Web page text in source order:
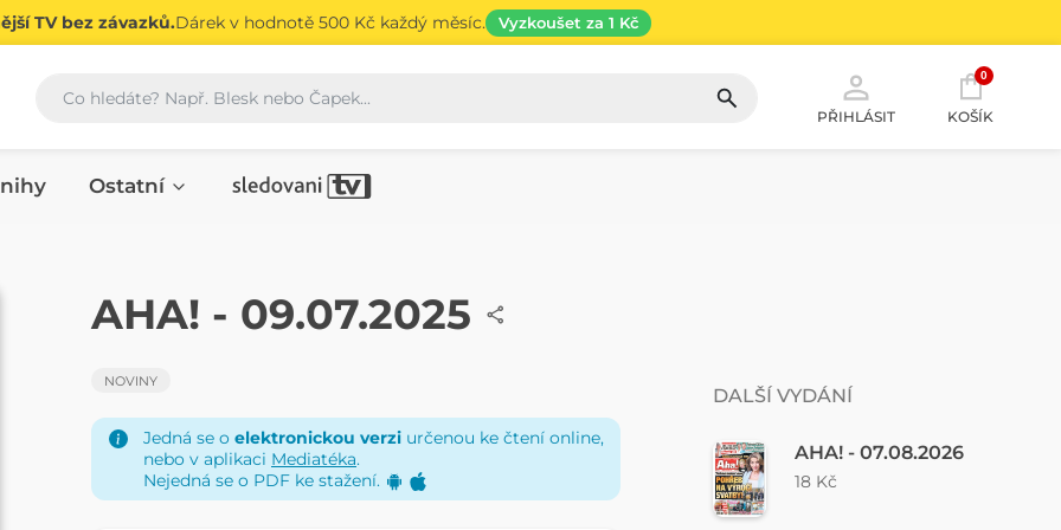
TV bez závazků.Dárek v hodnotě 500 Kč každý měsíc. Vyzkoušet za 1 Kč
Vyhledávání
PŘIHLÁSIT
0
KOŠÍK
Ostatní
NOVINY
AHA! - 09.07.2025
NOVINY
Jedná se o elektronickou verzi určenou ke čtení online,
nebo v aplikaci Mediatéka.
Nejedná se o PDF ke stažení.
DALŠÍ VYDÁNÍ
AHA! - 07.08.2026
18 Kč